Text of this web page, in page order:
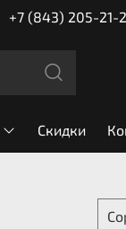
+7 (843) 205-21-
Скидки